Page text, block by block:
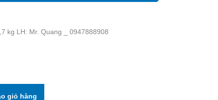
kg LH: Mr. Quang _ 0947888908